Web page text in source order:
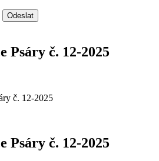
Odeslat
Psáry č. 12-2025
č. 12-2025
Psáry č. 12-2025